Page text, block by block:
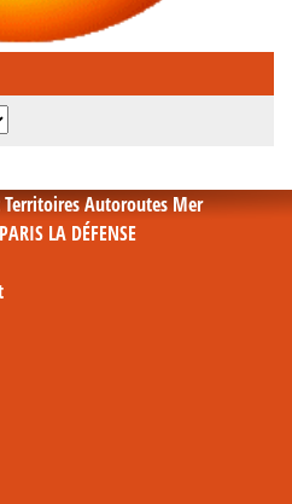
Autoroutes Mer
LA DÉFENSE